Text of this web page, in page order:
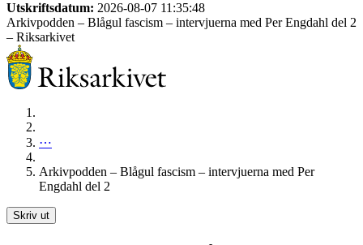
Utskriftsdatum: 2026-08-07 11:35:48
Arkivpodden – Blågul fascism – intervjuerna med Per Engdahl del 2
– Riksarkivet
⋯
Arkivpodden – Blågul fascism – intervjuerna med Per
Engdahl del 2
Skriv ut